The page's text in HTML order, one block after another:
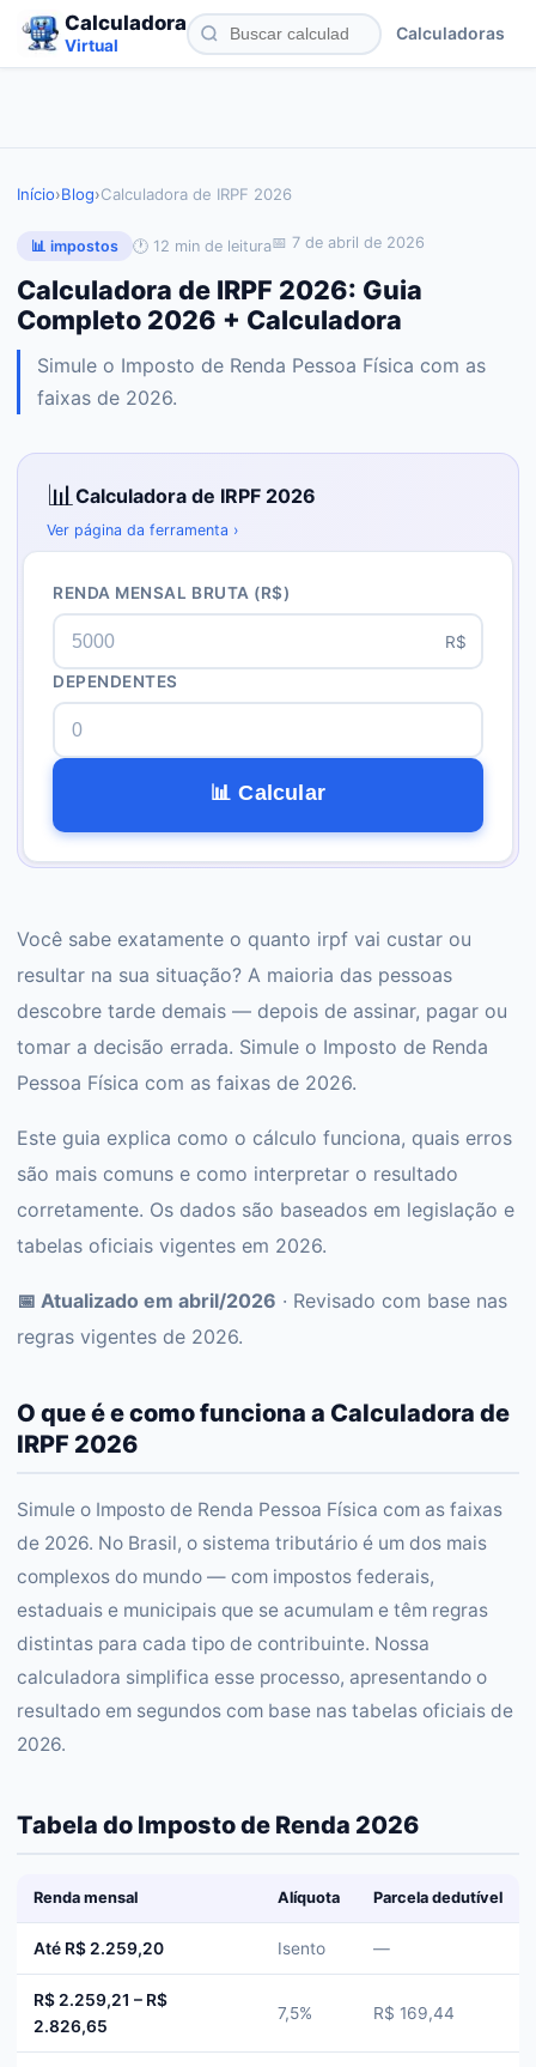
Calculadora
Virtual
Calculadoras
Início›Blog›Calculadora de IRPF 2026
📊 impostos 🕐 12 min de leitura📅 7 de abril de 2026
Calculadora de IRPF 2026: Guia
Completo 2026 + Calculadora
Simule o Imposto de Renda Pessoa Física com as
faixas de 2026.
📊Calculadora de IRPF 2026
Ver página da ferramenta ›
RENDA MENSAL BRUTA (R$)
R$
DEPENDENTES
📊 Calcular
Você sabe exatamente o quanto irpf vai custar ou
resultar na sua situação? A maioria das pessoas
descobre tarde demais — depois de assinar, pagar ou
tomar a decisão errada. Simule o Imposto de Renda
Pessoa Física com as faixas de 2026.
Este guia explica como o cálculo funciona, quais erros
são mais comuns e como interpretar o resultado
corretamente. Os dados são baseados em legislação e
tabelas oficiais vigentes em 2026.
📅 Atualizado em abril/2026 · Revisado com base nas
regras vigentes de 2026.
O que é e como funciona a Calculadora de
IRPF 2026
Simule o Imposto de Renda Pessoa Física com as faixas
de 2026. No Brasil, o sistema tributário é um dos mais
complexos do mundo — com impostos federais,
estaduais e municipais que se acumulam e têm regras
distintas para cada tipo de contribuinte. Nossa
calculadora simplifica esse processo, apresentando o
resultado em segundos com base nas tabelas oficiais de
2026.
Tabela do Imposto de Renda 2026
Renda mensal Alíquota Parcela dedutível
Até R$ 2.259,20 Isento —
R$ 2.259,21 – R$
2.826,65
7,5% R$ 169,44